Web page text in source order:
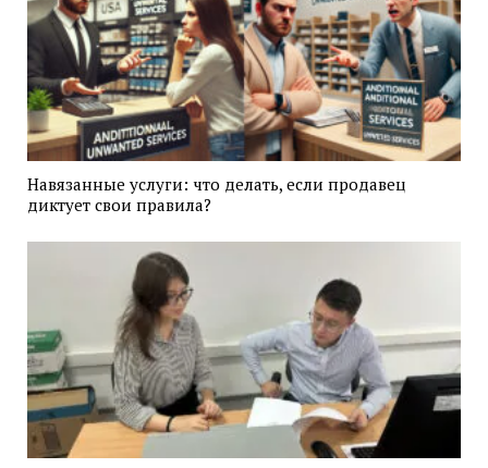
Навязанные услуги: что делать, если продавец
диктует свои правила?